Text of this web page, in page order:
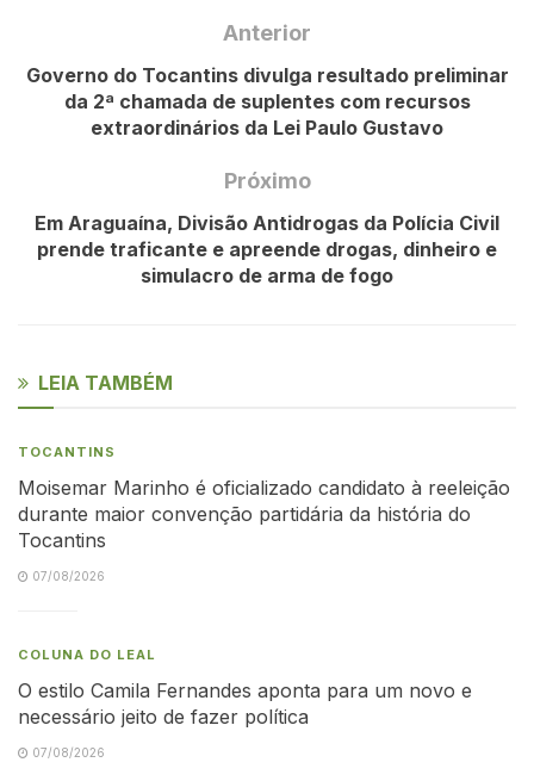
Anterior
Governo do Tocantins divulga resultado preliminar
da 2ª chamada de suplentes com recursos
extraordinários da Lei Paulo Gustavo
Próximo
Em Araguaína, Divisão Antidrogas da Polícia Civil
prende traficante e apreende drogas, dinheiro e
simulacro de arma de fogo
LEIA TAMBÉM
TOCANTINS
Moisemar Marinho é oficializado candidato à reeleição
durante maior convenção partidária da história do
Tocantins
07/08/2026
COLUNA DO LEAL
O estilo Camila Fernandes aponta para um novo e
necessário jeito de fazer política
07/08/2026